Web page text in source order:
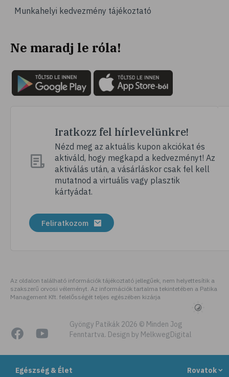
Egészség & Élet Rovatok
# vérnyomás
# mozgás
# pszichológia
# hátfájás
# vérnyomáscsökkentés
# megfázás
# influenza
# fertőző betegségek
# köhögés
# immunerősítés
# kézmosás
# szépségápolás
# bőrápolás
# izlandi zuzmó
Munkahelyi kedvezmény tájékoztató
Ne maradj le róla!
Iratkozz fel hírlevelünkre!
Nézd meg az aktuális kupon akciókat és
aktiváld, hogy megkapd a kedvezményt! Az
aktiválás után, a vásárláskor csak fel kell
mutatnod a virtuális vagy plasztik
kártyádat.
Feliratkozom
Az oldalon található információk tájékoztató jellegűek, nem helyettesítik a
szakszerű orvosi véleményt. Az információk tartalma tekintetében a Patika
Management Kft. felelősségét teljes egészében kizárja
Gyöngy Patikák 2026 © Minden Jog
Fenntartva. Design by MelkwegDigital